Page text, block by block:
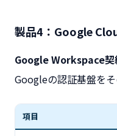
製品4：Google
Google Workspace契
Googleの認証基盤をそ
項目